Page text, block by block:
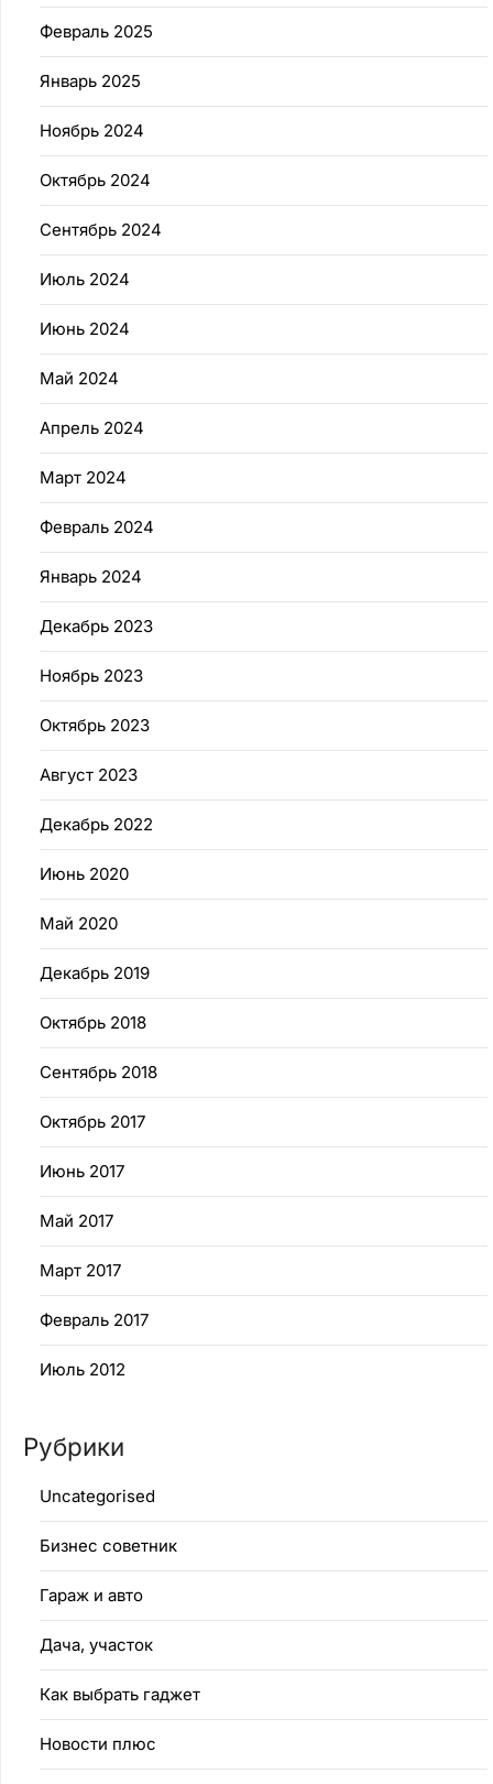
Февраль 2025
Январь 2025
Ноябрь 2024
Октябрь 2024
Сентябрь 2024
Июль 2024
Июнь 2024
Май 2024
Апрель 2024
Март 2024
Февраль 2024
Январь 2024
Декабрь 2023
Ноябрь 2023
Октябрь 2023
Август 2023
Декабрь 2022
Июнь 2020
Май 2020
Декабрь 2019
Октябрь 2018
Сентябрь 2018
Октябрь 2017
Июнь 2017
Май 2017
Март 2017
Февраль 2017
Июль 2012
Рубрики
Uncategorised
Бизнес советник
Гараж и авто
Дача, участок
Как выбрать гаджет
Новости плюс